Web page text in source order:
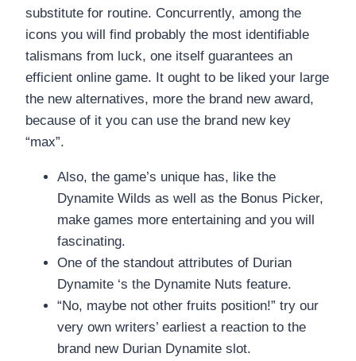
substitute for routine. Concurrently, among the
icons you will find probably the most identifiable
talismans from luck, one itself guarantees an
efficient online game. It ought to be liked your large
the new alternatives, more the brand new award,
because of it you can use the brand new key
“max”.
Also, the game’s unique has, like the
Dynamite Wilds as well as the Bonus Picker,
make games more entertaining and you will
fascinating.
One of the standout attributes of Durian
Dynamite ‘s the Dynamite Nuts feature.
“No, maybe not other fruits position!” try our
very own writers’ earliest a reaction to the
brand new Durian Dynamite slot.